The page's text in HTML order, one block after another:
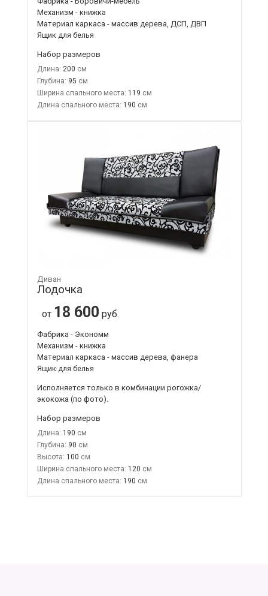
Механизм - книжка
Материал каркаса - массив дерева, ДСП, ДВП
Ящик для белья
Набор размеров
Длина: 200
Глубина: 95
Ширина спального места: 119
Длина спального места: 190
Диван
Лодочка
от 18 600 руб.
Фабрика - Экономм
Механизм - книжка
Материал каркаса - массив дерева, фанера
Ящик для белья
Исполняется только в комбинации рогожка/
экокожа (по фото).
Набор размеров
Длина: 190
Глубина: 90
Высота: 100
Ширина спального места: 120
Длина спального места: 190